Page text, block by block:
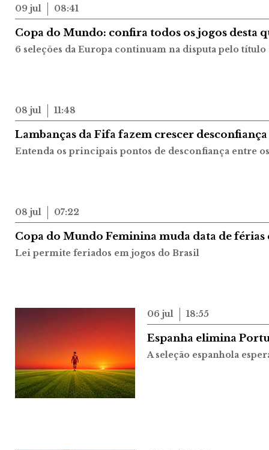
09 jul 08:41
Copa do Mundo: confira todos os jogos desta
6 seleções da Europa continuam na disputa pelo título
08 jul 11:48
Lambanças da Fifa fazem crescer
Entenda os principais pontos de desconfiança entre
08 jul 07:22
Copa do Mundo Feminina muda data de férias
Lei permite feriados em jogos do Brasil
06 jul 18:55
Espanha elimina
A seleção espanhola